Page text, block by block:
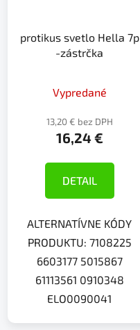
protikus svetlo Hella 7p
-zástrčka
Vypredané
13,20 € bez DPH
16,24 €
DETAIL
ALTERNATÍVNE KÓDY
PRODUKTU: 7108225
6603177 5015867
61113561 0910348
ELO0090041